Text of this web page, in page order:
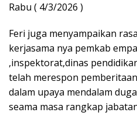
Rabu ( 4/3/2026 )
Feri juga menyampaikan
kerjasama nya pemkab
,inspektorat,dinas
telah merespon
dalam upaya mendalam
seama masa rangkap